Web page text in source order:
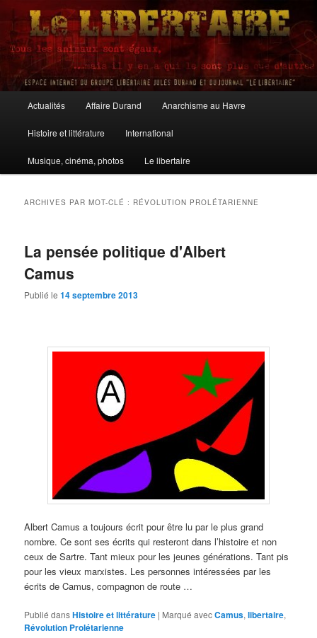
Aller
contenu
principal
Aller
contenu
secondaire
Le Libertaire
principal
Actualités Affaire Durand Anarchisme au Havre
Histoire et littérature International
Musique, cinéma, photos Le libertaire
ARCHIVES PAR MOT-CLÉ : RÉVOLUTION PROLÉTARIENNE
La pensée politique d'Albert
Camus
Publié le14 septembre 2013
Albert Camus a toujours écrit pour être lu par le plus grand
nombre. Ce sont ses écrits qui resteront dans l’histoire et non
ceux de Sartre. Tant mieux pour les jeunes générations. Tant pis
pour les vieux marxistes. Les personnes intéressées par les
écrits de Camus, compagnon de route …
Publié dansHistoire et littérature | Marqué avecCamus,libertaire,
Révolution Prolétarienne